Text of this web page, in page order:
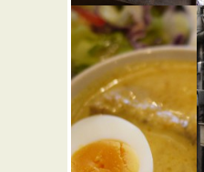
アップル
ビー ダイ
ナー
★☆☆
バーガーショップ